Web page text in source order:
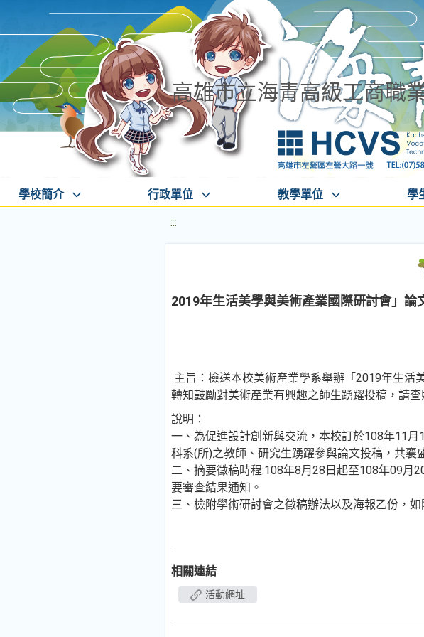
高雄市立海青高級工商職
學校簡介 行政單位 教學單位 學
:::
2019年生活美學與美術產業國際研討會」論
主旨：檢送本校美術產業學系舉辦「2019年生活
轉知鼓勵對美術產業有興趣之師生踴躍投稿，請查
說明：
一、為促進設計創新與交流，本校訂於108年11
科系(所)之教師、研究生踴躍參與論文投稿，共襄
二、摘要徵稿時程:108年8月28日起至108年09月
要審查結果通知。
三、檢附學術研討會之徵稿辦法以及海報乙份，
相關連結
活動網址